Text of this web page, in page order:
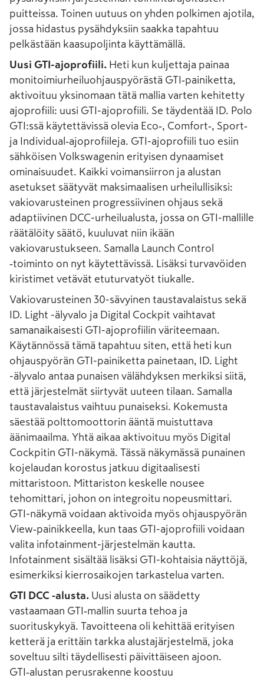
puitteissa. Toinen uutuus on yhden polkimen ajotila,
jossa hidastus pysähdyksiin saakka tapahtuu
pelkästään kaasupoljinta käyttämällä.
Uusi GTI-ajoprofiili. Heti kun kuljettaja painaa
monitoimiurheiluohjauspyörästä GTI‑painiketta,
aktivoituu yksinomaan tätä mallia varten kehitetty
ajoprofiili: uusi GTI-ajoprofiili. Se täydentää ID. Polo
GTI:ssä käytettävissä olevia Eco‑, Comfort‑, Sport‑
ja Individual‑ajoprofiileja. GTI-ajoprofiili tuo esiin
sähköisen Volkswagenin erityisen dynaamiset
ominaisuudet. Kaikki voimansiirron ja alustan
asetukset säätyvät maksimaalisen urheilullisiksi:
vakiovarusteinen progressiivinen ohjaus sekä
adaptiivinen DCC-urheilualusta, jossa on GTI-mallille
räätälöity säätö, kuuluvat niin ikään
vakiovarustukseen. Samalla Launch Control
‑toiminto on nyt käytettävissä. Lisäksi turvavöiden
kiristimet vetävät etuturvatyöt tiukalle.
Vakiovarusteinen 30-sävyinen taustavalaistus sekä
ID. Light -älyvalo ja Digital Cockpit vaihtavat
samanaikaisesti GTI-ajoprofiilin väriteemaan.
Käytännössä tämä tapahtuu siten, että heti kun
ohjauspyörän GTI-painiketta painetaan, ID. Light
-älyvalo antaa punaisen välähdyksen merkiksi siitä,
että järjestelmät siirtyvät uuteen tilaan. Samalla
taustavalaistus vaihtuu punaiseksi. Kokemusta
säestää polttomoottorin ääntä muistuttava
äänimaailma. Yhtä aikaa aktivoituu myös Digital
Cockpitin GTI-näkymä. Tässä näkymässä punainen
kojelaudan korostus jatkuu digitaalisesti
mittaristoon. Mittariston keskelle nousee
tehomittari, johon on integroitu nopeusmittari.
GTI-näkymä voidaan aktivoida myös ohjauspyörän
View‑painikkeella, kun taas GTI-ajoprofiili voidaan
valita infotainment-järjestelmän kautta.
Infotainment sisältää lisäksi GTI-kohtaisia näyttöjä,
esimerkiksi kierrosaikojen tarkastelua varten.
GTI DCC ‑alusta. Uusi alusta on säädetty
vastaamaan GTI‑mallin suurta tehoa ja
suorituskykyä. Tavoitteena oli kehittää erityisen
ketterä ja erittäin tarkka alustajärjestelmä, joka
soveltuu silti täydellisesti päivittäiseen ajoon.
GTI‑alustan perusrakenne koostuu